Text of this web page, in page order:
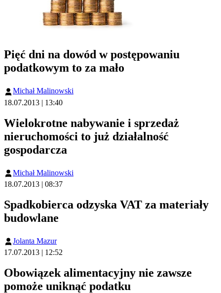
Pięć dni na dowód w postępowaniu
podatkowym to za mało
Michał Malinowski
18.07.2013 | 13:40
Wielokrotne nabywanie i sprzedaż
nieruchomości to już działalność
gospodarcza
Michał Malinowski
18.07.2013 | 08:37
Spadkobierca odzyska VAT za materiały
budowlane
Jolanta Mazur
17.07.2013 | 12:52
Obowiązek alimentacyjny nie zawsze
pomoże uniknąć podatku